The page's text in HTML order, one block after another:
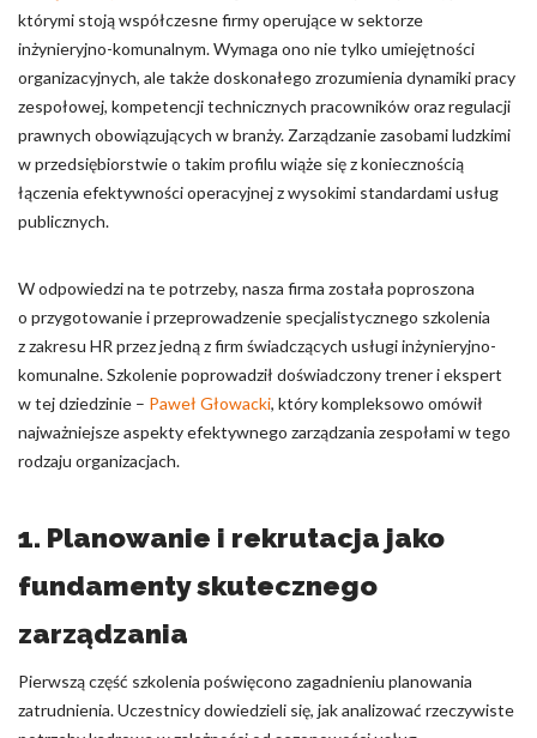
którymi stoją współczesne firmy operujące w sektorze
inżynieryjno-komunalnym. Wymaga ono nie tylko umiejętności
organizacyjnych, ale także doskonałego zrozumienia dynamiki pracy
zespołowej, kompetencji technicznych pracowników oraz regulacji
prawnych obowiązujących w branży. Zarządzanie zasobami ludzkimi
w przedsiębiorstwie o takim profilu wiąże się z koniecznością
łączenia efektywności operacyjnej z wysokimi standardami usług
publicznych.
W odpowiedzi na te potrzeby, nasza firma została poproszona
o przygotowanie i przeprowadzenie specjalistycznego szkolenia
z zakresu HR przez jedną z firm świadczących usługi inżynieryjno-
komunalne. Szkolenie poprowadził doświadczony trener i ekspert
w tej dziedzinie – Paweł Głowacki, który kompleksowo omówił
najważniejsze aspekty efektywnego zarządzania zespołami w tego
rodzaju organizacjach.
1. Planowanie i rekrutacja jako
fundamenty skutecznego
zarządzania
Pierwszą część szkolenia poświęcono zagadnieniu planowania
zatrudnienia. Uczestnicy dowiedzieli się, jak analizować rzeczywiste
Nieklasyfikowane pliki cookie, to pliki, które są w procesie
klasyfikowania, wraz z dostawcami poszczególnych ciasteczek.
Odrzuć
Zapisz moje preferencje